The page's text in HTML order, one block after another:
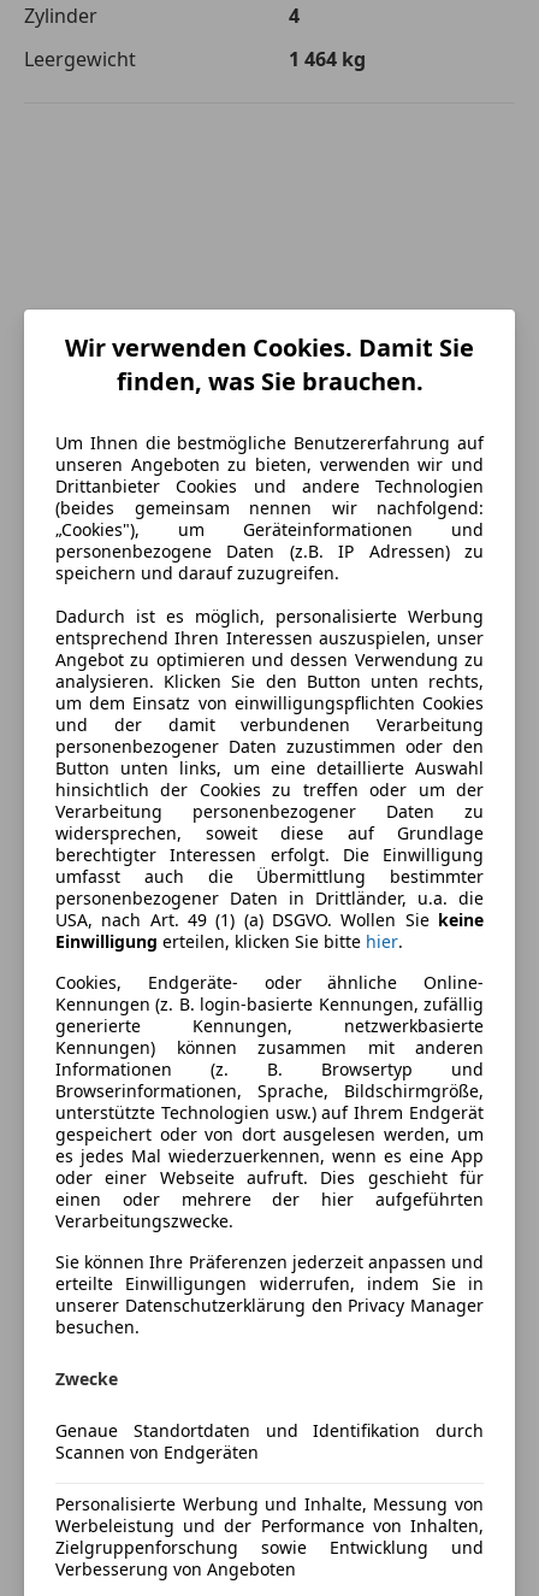
Zylinder
4
Leergewicht
1 464 kg
Energieverbrauch
Schadstoffklasse
Euro 4
Kraftstoff
Diesel
Kraftstoffverbrauch
5,80l/100 km (komb.)
CO₂-Emissionen
157 g/km (komb.)
Ausstattung
Komfort
Armlehne
Beheizbare Frontscheibe
Elektrische Fensterheber
Getönte Scheiben
Klimaanlage
Klimaautomatik
Lederlenkrad
Tempomat
Unterhaltung/Media
Bordcomputer
CD
Radio
Sicherheit
ABS
Airbag hinten
Beifahrerairbag
ESP
Isofix
Kopfairbag
Nebelscheinwerfer
Mehr anzeigen
Farbe und Innenausstattung
Lackierung
Metallic
Farbe der
Innenausstattung
Schwarz
Innenausstattung Stoff
Fahrzeugbeschreibung
VW Golf V 1,9 TDI
ALLRAD
Optisch müsste man das Auto lackieren
Baujahr 2006
Ps 105
Gang 6
Mehr anzeigen
Wir verwenden Cookies. Damit Sie
finden, was Sie brauchen.
Um Ihnen die bestmögliche Benutzererfahrung auf
unseren Angeboten zu bieten, verwenden wir und
Drittanbieter Cookies und andere Technologien
(beides gemeinsam nennen wir nachfolgend:
„Cookies"), um Geräteinformationen und
personenbezogene Daten (z.B. IP Adressen) zu
speichern und darauf zuzugreifen.
Dadurch ist es möglich, personalisierte Werbung
entsprechend Ihren Interessen auszuspielen, unser
Angebot zu optimieren und dessen Verwendung zu
analysieren. Klicken Sie den Button unten rechts,
um dem Einsatz von einwilligungspflichten Cookies
und der damit verbundenen Verarbeitung
personenbezogener Daten zuzustimmen oder den
Button unten links, um eine detaillierte Auswahl
hinsichtlich der Cookies zu treffen oder um der
Verarbeitung personenbezogener Daten zu
widersprechen, soweit diese auf Grundlage
berechtigter Interessen erfolgt. Die Einwilligung
umfasst auch die Übermittlung bestimmter
personenbezogener Daten in Drittländer, u.a. die
USA, nach Art. 49 (1) (a) DSGVO. Wollen Sie keine
Einwilligung erteilen, klicken Sie bitte hier.
Cookies, Endgeräte- oder ähnliche Online-
Kennungen (z. B. login-basierte Kennungen, zufällig
generierte Kennungen, netzwerkbasierte
Kennungen) können zusammen mit anderen
Informationen (z. B. Browsertyp und
Browserinformationen, Sprache, Bildschirmgröße,
unterstützte Technologien usw.) auf Ihrem Endgerät
gespeichert oder von dort ausgelesen werden, um
es jedes Mal wiederzuerkennen, wenn es eine App
oder einer Webseite aufruft. Dies geschieht für
einen oder mehrere der hier aufgeführten
Verarbeitungszwecke.
Sie können Ihre Präferenzen jederzeit anpassen und
erteilte Einwilligungen widerrufen, indem Sie in
unserer Datenschutzerklärung den Privacy Manager
besuchen.
Zwecke
Genaue Standortdaten und Identifikation durch
Scannen von Endgeräten
Personalisierte Werbung und Inhalte, Messung von
Werbeleistung und der Performance von Inhalten,
Zielgruppenforschung sowie Entwicklung und
Verbesserung von Angeboten